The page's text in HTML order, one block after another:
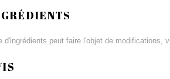
d'ingrédients peut faire l'objet de modifications,